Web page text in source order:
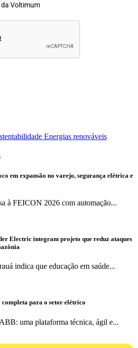
da Voltimum
Energias renováveis
em expansão no varejo, segurança elétrica e
à FEICON 2026 com automação...
Electric integram projeto que reduz ataques
indica que educação em saúde...
para o setor elétrico
uma plataforma técnica, ágil e...